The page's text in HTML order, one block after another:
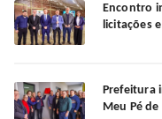
Encontro
licitações
Prefeitura
Meu Pé